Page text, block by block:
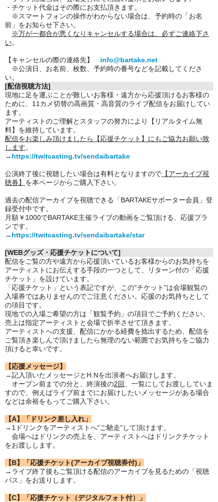
・チケット代金はその際にお支払頂きます。
※スマートフォンの操作がわからない場合は、予約時の「お名
前」をお知らせ下さい。
※万が一都合が悪くなりキャンセルする場合は、必ずご連絡下さ
い。
【キャンセルの際の連絡先】 info@bartake.net
※公演日、お名前、枚数、予約時の番号などを記載してくださ
い。
[配信視聴方法]
現地に足を運ぶことが難しいお客様・遠方から応援頂けるお客様の
ために、11カメ切替の高画質・高音質のライブ配信をお届けしてい
ます。
アーティストのご理解とスタッフの努力により【リアルタイム無
料】を維持しています。
配信をお楽しみ頂けましたら【応援チケット】にもご協力お願い致
します。
→ https://twitcasting.tv/sendaibartake
公演終了後に視聴したい場合は有料となりますので 【アーカイブ視
聴券】 を本ページからご購入下さい。
過去の配信アーカイブを視聴できる「BARTAKEサポーター会員」登
録受付中です。
月額￥1000でBARTAKE主催ライブの動画をご覧頂ける、応援プラ
ンです。
→ https://twitcasting.tv/sendaibartake/star
[WEBグッズ・応援チケットについて]
配信をご覧の方や遠方から応援頂いているお客様からのお気持ちを
アーティストにお伝えする手段の一つとして、リターン付の「応援
チケット」を設けています。
「応援チケット」という表記ですが、この"チケット"は会場観覧の
入場券ではありませんのでご注意ください。応援のお気持ちとして
の項目です。
現地での入場ご希望の方は「観覧予約」の項目でご予約ください。
売上は指定アーティストと会場で折半させて頂きます。
アーティストへの支援、配信にかかる経費を捻出するため、配信を
ご覧頂き楽しんで頂けましたら無理のない範囲でお気持ちをご協力
頂けると幸いです。
【応援メッセージ】
→記入頂いたメッセージとH.Nを出演者へお届けします。
オープン前までの分と、終演後の2回
、一覧にしてお渡ししていま
すので、例えばライブ前までにお届けしたいメッセージがある場合
などは余裕をもってご購入下さい。
【A】「ドリンク差し入れ」
→1ドリンクをアーティストへ"ご馳走"して頂けます。
会場へはドリンクの売上を、アーティストへはドリンクチケット
をお渡しします。
【B】「応援チケット(アーカイブ視聴券付)」
→ライブ終了後もご覧頂ける配信のアーカイブを見るための「視聴
パス」をお送りします。
【C】「応援チケット（デジタルフォト付）」